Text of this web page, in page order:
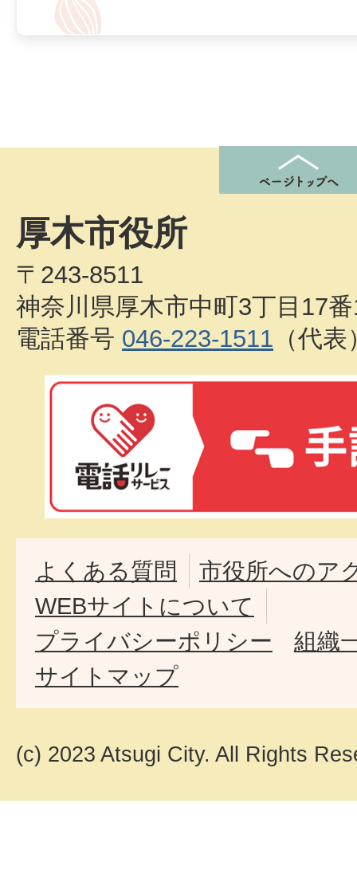
厚木市役所
〒243-8511
神奈川県厚木市中町3丁目17
電話番号 046-223-1511 （代表
よくある質問
市役所へのア
WEBサイトについて
プライバシーポリシー
組織
サイトマップ
(c) 2023 Atsugi City. All Rights